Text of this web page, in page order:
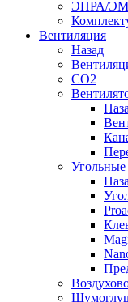
ЭПРА/
Вентиляция
Назад
СО2